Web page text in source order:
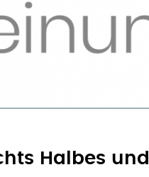
Halbes